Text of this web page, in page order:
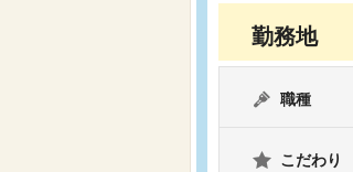
勤務地
職種
こだわり